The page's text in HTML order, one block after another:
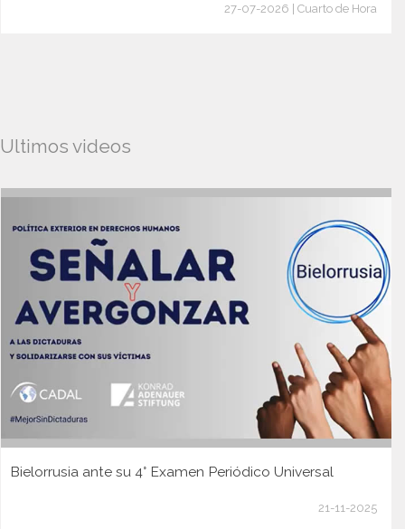
27-07-2026 | Cuarto de Hora
Ultimos videos
Bielorrusia ante su 4° Examen Periódico Universal
21-11-2025